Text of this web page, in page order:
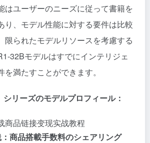
はユーザーのニーズに従って書籍を
り、モデル性能に対する要件は比較
限られたモデルリソースを考慮する
32Bモデルはすでにインテリジェ
を満たすことができます。
リーズのモデルプロフィール：
商品搭載手数料のシェアリング